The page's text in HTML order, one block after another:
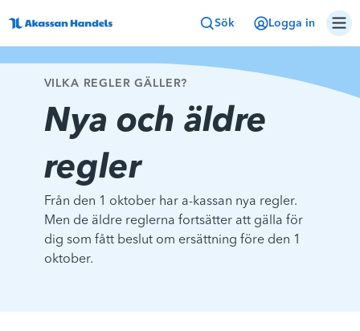
Sök Logga in
VILKA REGLER GÄLLER?
Nya och äldre
regler
Från den 1 oktober har a-kassan nya regler.
Men de äldre reglerna fortsätter att gälla för
dig som fått beslut om ersättning före den 1
oktober.